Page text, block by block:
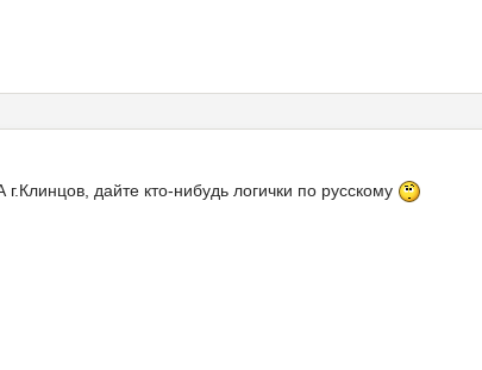
дайте кто-нибудь логички по русскому